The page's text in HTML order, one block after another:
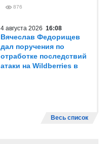
876
4 августа 2026 16:08
Вячеслав Федорищев
дал поручения по
отработке последствий
атаки на Wildberries в
Весь список